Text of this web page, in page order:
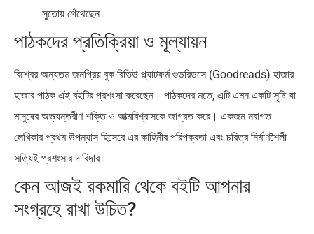
সুতোয় গেঁথেছেন।
পাঠকদের প্রতিক্রিয়া ও মূল্যায়ন
বিশ্বের অন্যতম জনপ্রিয় বুক রিভিউ প্ল্যাটফর্ম গুডরিডসে (Goodreads) হাজার
হাজার পাঠক এই বইটির প্রশংসা করেছেন। পাঠকদের মতে, এটি এমন একটি সৃষ্টি যা
মানুষের অভ্যন্তরীণ শক্তি ও আত্মবিশ্বাসকে জাগ্রত করে। একজন নবাগত
লেখিকার প্রথম উপন্যাস হিসেবে এর কাহিনীর পরিপক্বতা এবং চরিত্র নির্মাণশৈলী
সত্যিই প্রশংসার দাবিদার।
কেন আজই রকমারি থেকে বইটি আপনার
সংগ্রহে রাখা উচিত?